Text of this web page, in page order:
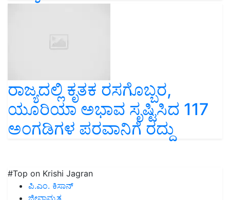
ರಾಜ್ಯದಲ್ಲಿ ಕೃತಕ ರಸಗೊಬ್ಬರ,
ಯೂರಿಯಾ ಅಭಾವ ಸೃಷ್ಟಿಸಿದ 117
ಅಂಗಡಿಗಳ ಪರವಾನಿಗೆ ರದ್ದು
#Top on Krishi Jagran
ಪಿ.ಎಂ. ಕಿಸಾನ್
ಜೀವಾಮೃತ